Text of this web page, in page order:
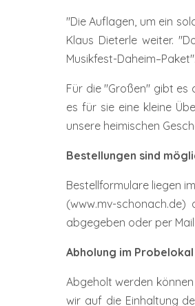
"Die Auflagen, um ein
Klaus Dieterle weiter.
Musikfest-Daheim–Paket".
Für die "Großen" gibt es
es für sie eine kleine
unsere heimischen
Bestellungen sind
Bestellformulare liegen
(www.mv-
abgegeben oder per
Abholung im Probelokal
Abgeholt werden
wir auf die Einhaltung